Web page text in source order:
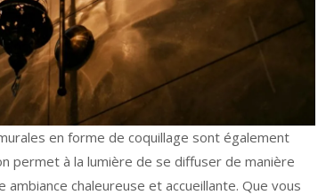
en forme de coquillage sont également
permet à la lumière de se diffuser de manière
chaleureuse et accueillante. Que vous